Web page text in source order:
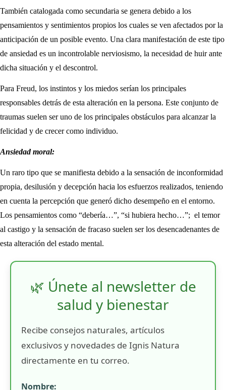
También catalogada como secundaria se genera debido a los
pensamientos y sentimientos propios los cuales se ven afectados por la
anticipación de un posible evento. Una clara manifestación de este tipo
de ansiedad es un incontrolable nerviosismo, la necesidad de huir ante
dicha situación y el descontrol.
Para Freud, los instintos y los miedos serían los principales
responsables detrás de esta alteración en la persona. Este conjunto de
traumas suelen ser uno de los principales obstáculos para alcanzar la
felicidad y de crecer como individuo.
Ansiedad moral:
Un raro tipo que se manifiesta debido a la sensación de inconformidad
propia, desilusión y decepción hacia los esfuerzos realizados, teniendo
en cuenta la percepción que generó dicho desempeño en el entorno.
Los pensamientos como “debería…”, “si hubiera hecho…”; el temor
al castigo y la sensación de fracaso suelen ser los desencadenantes de
esta alteración del estado mental.
🌿 Únete al newsletter de
salud y bienestar
Recibe consejos naturales, artículos
exclusivos y novedades de Ignis Natura
directamente en tu correo.
Nombre: